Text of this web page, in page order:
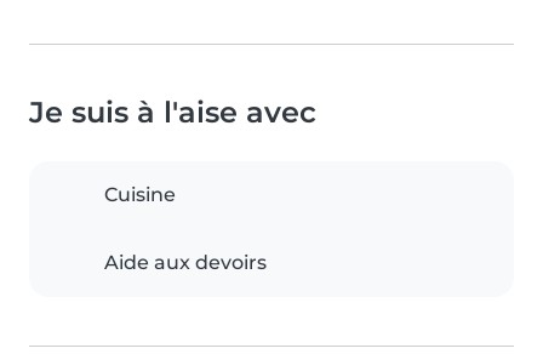
Je suis à l'aise avec
Cuisine
Aide aux devoirs